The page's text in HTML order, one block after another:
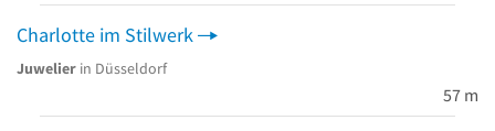
Charlotte im Stilwerk
Juwelier in Düsseldorf
57 m